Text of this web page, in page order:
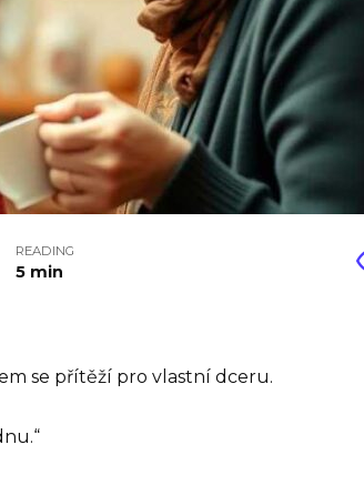
READING
5 min
se přítěží pro vlastní dceru.